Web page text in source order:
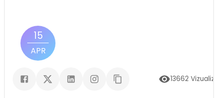
15
APR
13662